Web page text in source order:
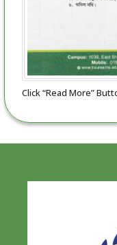
Click “Read More”